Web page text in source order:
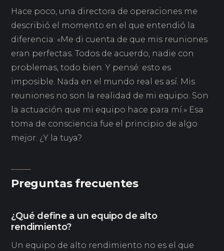
Hace poco, una directora de operaciones me
describió el momento en el que entendió la
diferencia: «Me di cuenta de que mis reuniones
eran perfectas. Todos de acuerdo, nadie con
problemas, todo bien. Y pensé: esto es
imposible. Nada en el mundo real es así. Mis
reuniones no son la realidad de mi equipo. Son
la actuación que mi equipo hace para mí.» Esa
toma de consciencia fue el principio de algo
mejor. ¿Y la tuya?
Preguntas frecuentes
¿Qué define a un equipo de alto
rendimiento?
Un equipo de alto rendimiento no es el que